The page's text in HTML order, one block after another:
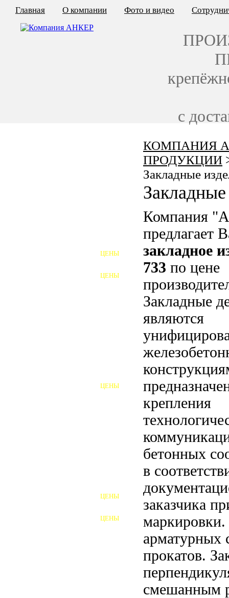
КОМПАНИЯ
ПРОДУКЦИИ
Закладные
Компания
предлагает
закладное
733 по цене
Закладные
являются
крепления
бетонных
в
заказчика
маркировки.
арматурных
прокатов.
смешанным
ЦЕНЫ
ЦЕНЫ
ШАЙБЫ ФУНДАМЕНТНЫЕ
ЦЕНЫ
ЦЕНЫ
ЦЕНЫ
Главная О компании Фото и видео
с